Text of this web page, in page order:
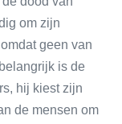
om zijn
geen van
is de
hij kiest zijn
de mensen om